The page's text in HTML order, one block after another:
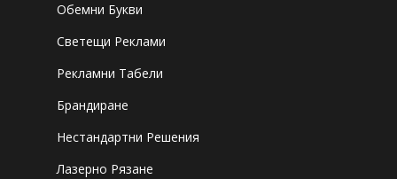
Обемни Букви
Светещи Реклами
Рекламни Табели
Брандиране
Нестандартни Решения
Лазерно Рязане